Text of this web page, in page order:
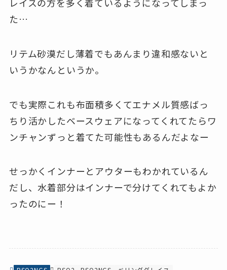
た…
リテム砂漠だし薄着でもあんまり違和感ないと
いうかなんというか。
でも実際これも布面積多くてエナメル質感ばっ
ちり活かしたベースウェアになってくれてたらワ
ンチャンずっと着てた可能性もあるんだよなー
せっかくインナーとアウターもわかれているん
だし、水着部分はインナーで分けてくれてもよか
ったのにー！